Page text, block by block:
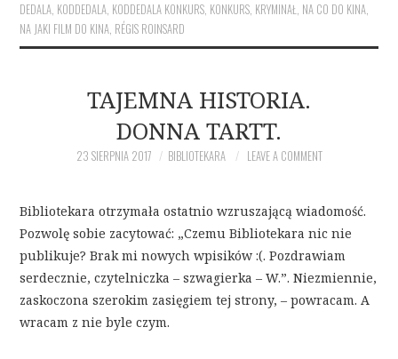
DEDALA, KODDEDALA, KODDEDALA KONKURS, KONKURS, KRYMINAŁ, NA CO DO KINA,
NA JAKI FILM DO KINA, RÉGIS ROINSARD
TAJEMNA HISTORIA.
DONNA TARTT.
23 SIERPNIA 2017 BIBLIOTEKARA LEAVE A COMMENT
Bibliotekara otrzymała ostatnio wzruszającą wiadomość.
Pozwolę sobie zacytować: „Czemu Bibliotekara nic nie
publikuje? Brak mi nowych wpisików :(. Pozdrawiam
serdecznie, czytelniczka – szwagierka – W.”. Niezmiennie,
zaskoczona szerokim zasięgiem tej strony, – powracam. A
wracam z nie byle czym.